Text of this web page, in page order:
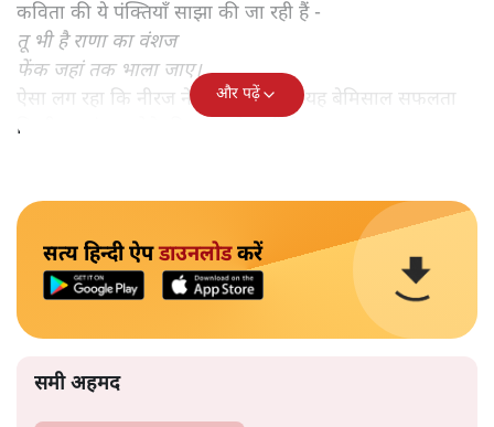
कविता की ये पंक्तियाँ साझा की जा रही हैं -
तू भी है राणा का वंशज
फेंक जहां तक भाला जाए।
ऐसा लग रहा कि नीरज ने भाला फेंकने में यह बेमिसाल सफलता
किसी का वंशज होने की वजह से पायी है।
और पढ़ें
सत्य हिन्दी ऐपडाउनलोडकरें
समी अहमद